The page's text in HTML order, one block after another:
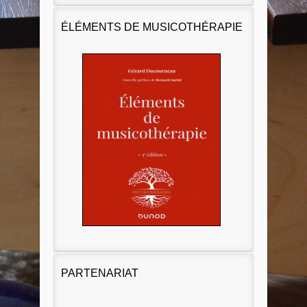
ÉLÉMENTS DE MUSICOTHÉRAPIE
PARTENARIAT